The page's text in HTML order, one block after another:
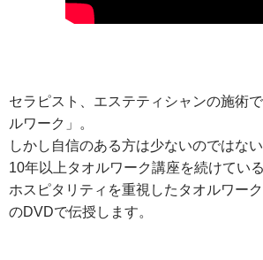
セラピスト、エステティシャンの施術
ルワーク」。
しかし自信のある方は少ないのではない
10年以上タオルワーク講座を続けてい
ホスピタリティを重視したタオルワー
のDVDで伝授します。